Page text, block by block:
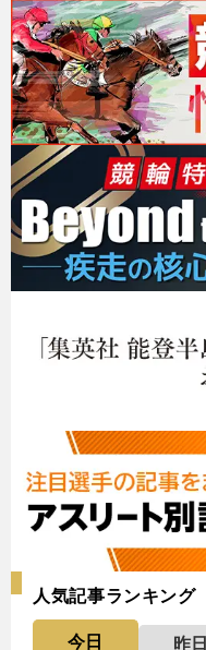
人気記事ランキング
今日 昨日